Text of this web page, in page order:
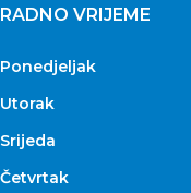
RADNO VRIJEME
Ponedjeljak
Utorak
Srijeda
Četvrtak